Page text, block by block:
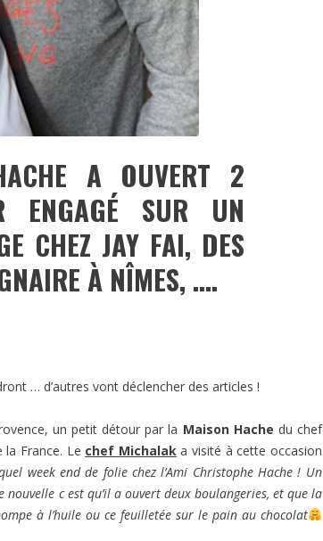
A OUVERT 2
ENGAGÉ SUR UN
CHEZ JAY FAI, DES
À NÎMES, ….
… d’autres vont déclencher des articles !
un petit détour par la Maison Hache du chef
la France. Le chef Michalak a visité à cette occasion
week end de folie chez l’Ami Christophe Hache ! Un
c est qu’il a ouvert deux boulangeries, et que la
à l’huile ou ce feuilletée sur le pain au chocolat